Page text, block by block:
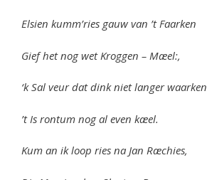
Elsien kumm’ries gauw van ’t Faarken
Gief het nog wet Kroggen – Mæel:,
‘k Sal veur dat dink niet langer waarken
’t Is rontum nog al even kæel.
Kum an ik loop ries na Jan Ræchies,